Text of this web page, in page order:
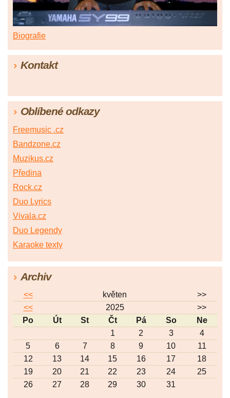
Biografie
Kontakt
Oblíbené odkazy
Freemusic .cz
Bandzone.cz
Muzikus.cz
Předina
Rock.cz
Duo Lyrics
Vivala.cz
Duo Legendy
Karaoke texty
Archiv
<< květen
>>
<<
2025
>>
Po
Út St Čt Pá So
Ne
1
2 3
4
5
6 7 8 9 10
11
12
13 14 15 16 17
18
19
20 21 22 23 24
25
26
27 28 29 30 31